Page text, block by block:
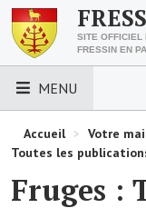
SITE OFFICIEL
FRESSIN EN
MENU
LES ESSENTIELS
Découvrez
Accueil > Votre
Toutes les
Fruges :